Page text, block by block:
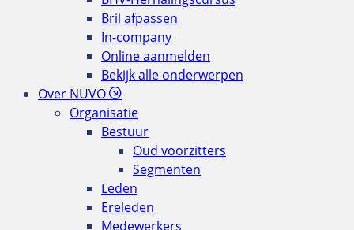
Bril afpassen
In-company
Online aanmelden
Bekijk alle onderwerpen
Over NUVO
Organisatie
Bestuur
Oud voorzitters
Segmenten
Leden
Ereleden
Medewerkers